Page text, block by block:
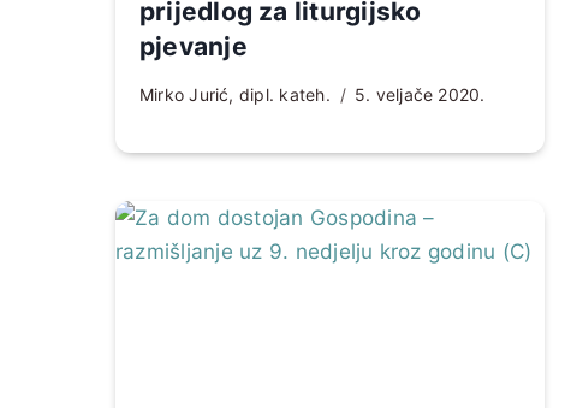
prijedlog za liturgijsko
pjevanje
Mirko Jurić, dipl. kateh. 5. veljače 2020.